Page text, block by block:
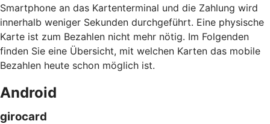
Smartphone an das Kartenterminal und die Zahlung wird
innerhalb weniger Sekunden durchgeführt. Eine physische
Karte ist zum Bezahlen nicht mehr nötig. Im Folgenden
finden Sie eine Übersicht, mit welchen Karten das mobile
Bezahlen heute schon möglich ist.
Android
girocard